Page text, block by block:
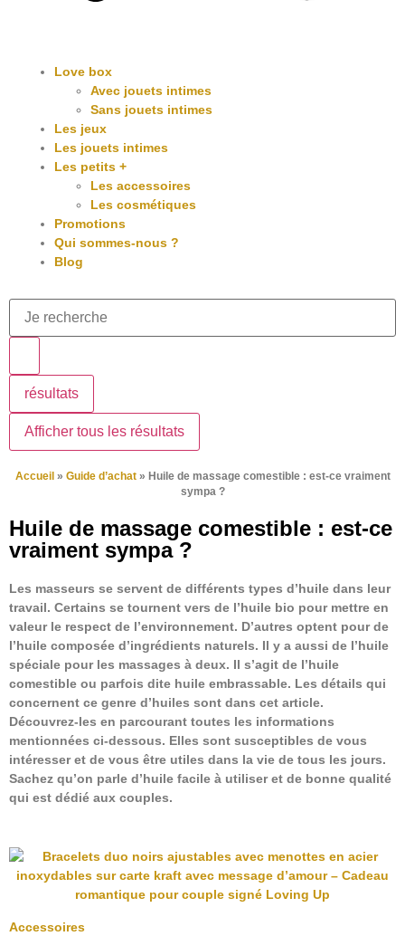
Love box
Avec jouets intimes
Sans jouets intimes
Les jeux
Les jouets intimes
Les petits +
Les accessoires
Les cosmétiques
Promotions
Qui sommes-nous ?
Blog
résultats
Afficher tous les résultats
Accueil » Guide d’achat» Huile de massage comestible : est-ce vraiment
sympa ?
Huile de massage comestible : est-ce
vraiment sympa ?
Les masseurs se servent de différents types d’huile dans leur
travail. Certains se tournent vers de l’huile bio pour mettre en
valeur le respect de l’environnement. D’autres optent pour de
l’huile composée d’ingrédients naturels. Il y a aussi de l’huile
spéciale pour les massages à deux. Il s’agit de l’huile
comestible ou parfois dite huile embrassable. Les détails qui
concernent ce genre d’huiles sont dans cet article.
Découvrez-les en parcourant toutes les informations
mentionnées ci-dessous. Elles sont susceptibles de vous
intéresser et de vous être utiles dans la vie de tous les jours.
Sachez qu’on parle d’huile facile à utiliser et de bonne qualité
qui est dédié aux couples.
Accessoires